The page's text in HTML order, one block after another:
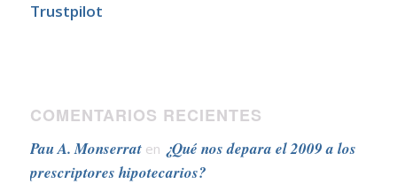
Trustpilot
COMENTARIOS RECIENTES
Pau A. Monserraten ¿Qué nos depara el 2009 a los
prescriptores hipotecarios?